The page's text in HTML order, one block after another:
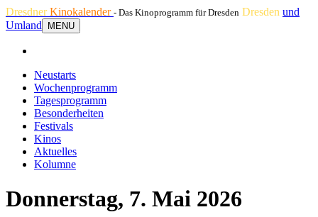
DresdnerKinokalender - Das Kinoprogramm für Dresden Dresden und
Umland
MENU
Neustarts
Wochenprogramm
Tagesprogramm
Besonderheiten
Festivals
Kinos
Aktuelles
Kolumne
Donnerstag, 7. Mai 2026